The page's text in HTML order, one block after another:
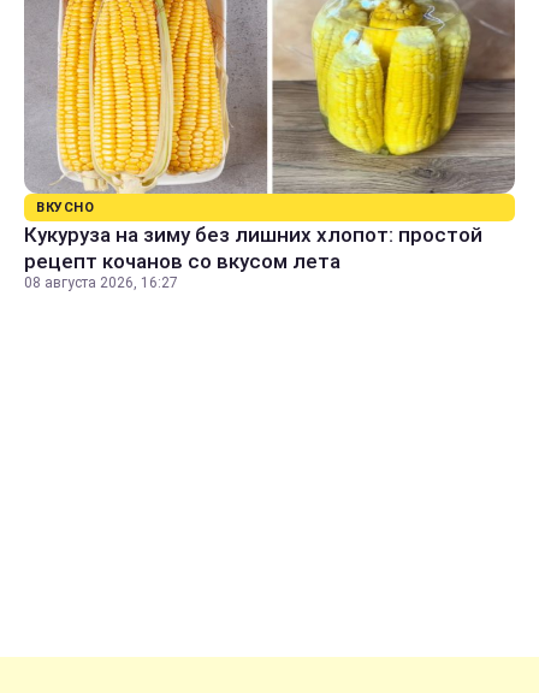
ВКУСНО
Кукуруза на зиму без лишних хлопот: простой
рецепт кочанов со вкусом лета
08 августа 2026, 16:27